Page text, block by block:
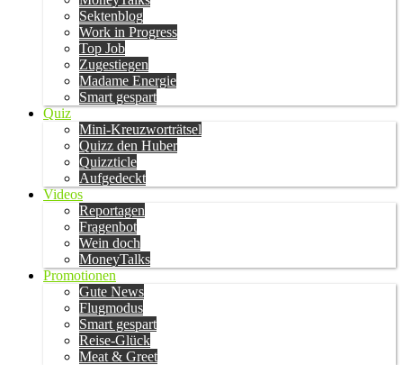
Sektenblog
Work in Progress
Top Job
Zugestiegen
Madame Energie
Smart gespart
Quiz
Mini-Kreuzworträtsel
Quizz den Huber
Quizzticle
Aufgedeckt
Videos
Reportagen
Fragenbot
Wein doch
MoneyTalks
Promotionen
Gute News
Flugmodus
Smart gespart
Reise-Glück
Meat & Greet